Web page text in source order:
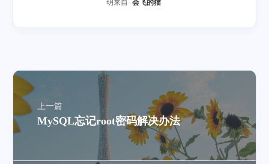
明来自
会飞的猫
上一篇
MySQL忘记root密码解决办法